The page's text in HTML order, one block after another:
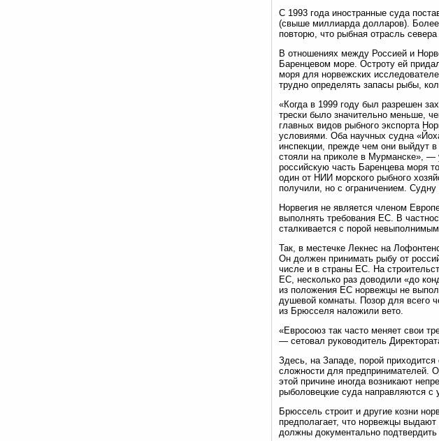
С 1993 года иностранные суда
(свыше миллиарда долларов).
повторю, что рыбная отрасль
В отношениях между Россией и
Баренцевом море. Остроту ей
моря для норвежских
трудно определять запасы рыбы,
«Когда в 1999 году был разрешен
трески было значительно меньше,
главных видов рыбного экспорта
условиями. Оба научных судна
инспекции, прежде чем они выйдут
стояли на приколе в Мурманске», —
российскую часть Баренцева моря
один от НИИ морского рыбного
получили, но с ограничением. Судну
Норвегия не является членом
выполнять требования ЕС. В
сталкивается с порой
Так, в местечке Лекнес на
Он должен принимать рыбу от
числе и в страны ЕС. На
ЕС, несколько раз доводили «до
из положения ЕС норвежцы не
душевой комнаты. Позор для всего
из Брюсселя наложили вето.
«Евросоюз так часто меняет свои
— сетовал руководитель
Здесь, на Западе, порой
сложности для предпринимателей.
этой причине иногда возникают
рыболовецкие суда направляются
Брюссель строит и другие козни
предполагает, что норвежцы
должны документально